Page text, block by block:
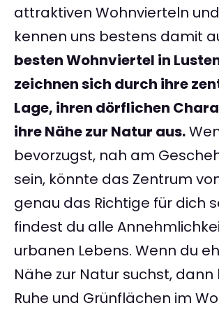
attraktiven Wohnvierteln
kennen uns bestens damit
besten Wohnviertel in
zeichnen sich durch ihre
Lage, ihren dörflichen
ihre Nähe zur Natur aus.
bevorzugst, nah am
sein, könnte das Zentrum
genau das Richtige für dich
findest du alle
urbanen Lebens. Wenn du
Nähe zur Natur suchst,
Ruhe und Grünflächen im